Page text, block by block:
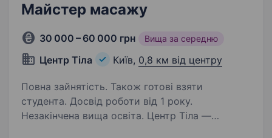
Майстер масажу
30 000 – 60 000 грн Вища за середню
Центр Тіла Київ, 0,8 км від центру
Повна зайнятість. Також готові взяти
студента. Досвід роботи від 1 року.
Незакінчена вища освіта. Центр Тіла —